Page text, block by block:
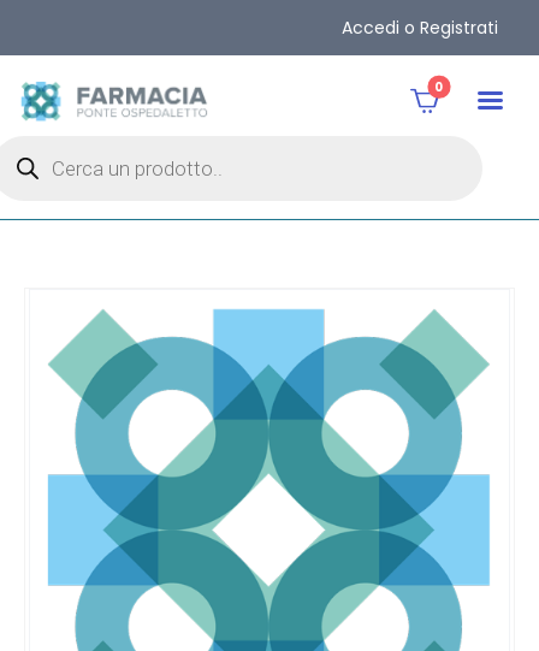
Accedi o Registrati
0